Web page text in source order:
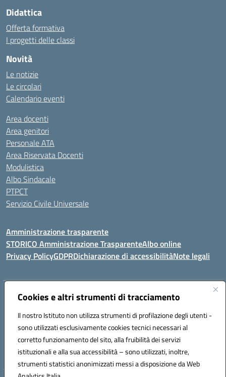
Cookies e altri strumenti di tracciamento
Il nostro Istituto non utilizza strumenti di profilazione degli utenti -
sono utilizzati esclusivamente cookies tecnici necessari al
corretto funzionamento del sito, alla fruibilità dei servizi
istituzionali e alla sua accessibilità – sono utilizzati, inoltre,
strumenti statistici anonimizzati messi a disposizione da Web
Didattica
Offerta formativa
I progetti delle classi
Novità
Le notizie
Le circolari
Calendario eventi
Area docenti
Area genitori
Personale ATA
Area Riservata Docenti
Modulistica
Albo Sindacale
PTPCT
Servizio Civile Universale
Amministrazione trasparente
STORICO Amministrazione TrasparenteAlbo online
Privacy PolicyGDPRDichiarazione di accessibilitàNote legali
Indirizzo:Piazza S. G. Bosco, 1 95014 Giarre (CT)
Posta elettronica certificata (PEC):ctic8az00a@pec.istruzione.it
Codice fiscale: 92001680872
Codice meccanografico: CTIC8AZ00A